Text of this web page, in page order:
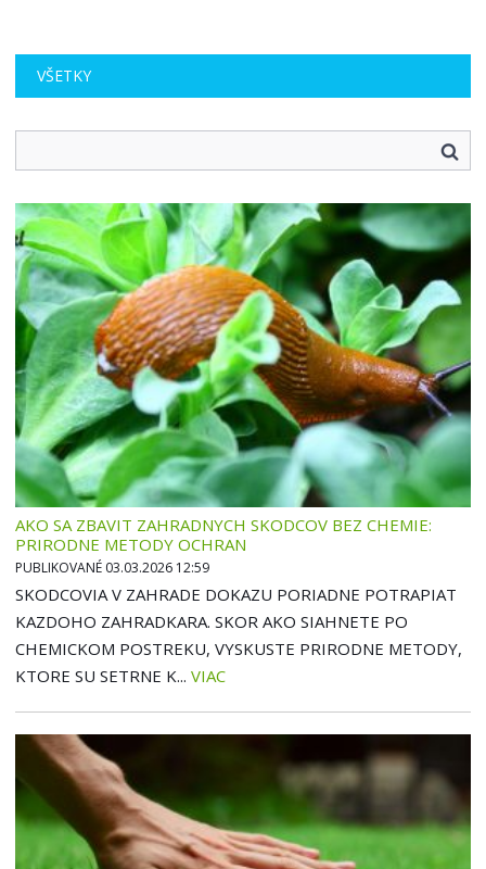
VŠETKY
AKO SA ZBAVIT ZAHRADNYCH SKODCOV BEZ CHEMIE:
PRIRODNE METODY OCHRAN
PUBLIKOVANÉ 03.03.2026 12:59
SKODCOVIA V ZAHRADE DOKAZU PORIADNE POTRAPIAT
KAZDOHO ZAHRADKARA. SKOR AKO SIAHNETE PO
CHEMICKOM POSTREKU, VYSKUSTE PRIRODNE METODY,
KTORE SU SETRNE K... VIAC